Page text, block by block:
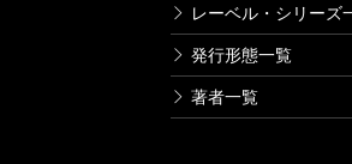
レーベル・シリーズ
発行形態一覧
著者一覧